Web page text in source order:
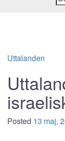
Uttalanden
Posted 13 maj,